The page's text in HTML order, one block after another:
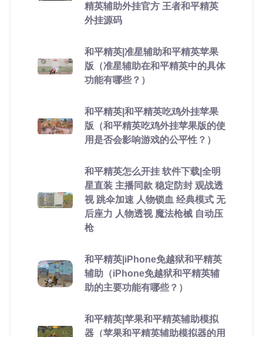
精英辅助外挂官方 王者和平精英
外挂源码
和平精英|准星辅助和平精英苹果
版（准星辅助在和平精英中的具体
功能有哪些？）
和平精英|和平精英吃鸡外挂苹果
版（和平精英吃鸡外挂苹果版的使
用是否会影响游戏的公平性？）
和平精英怎么开挂 软件下载|全明
星直装 主播同款 稳定防封 观战透
视 跳伞加速 人物锁血 经典模式 无
后座力 人物透视 魔法枪械 自动压
枪
和平精英|iPhone免越狱和平精英
辅助（iPhone免越狱和平精英辅
助的主要功能有哪些？）
和平精英|苹果和平精英辅助模拟
器（苹果和平精英辅助模拟器的用